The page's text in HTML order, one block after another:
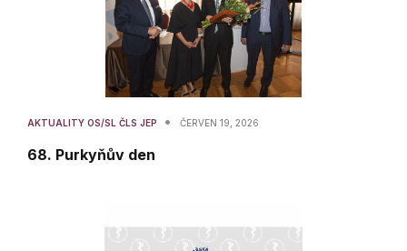
AKTUALITY OS/SL ČLS JEP • ČERVEN 19, 2026
68. Purkyňův den